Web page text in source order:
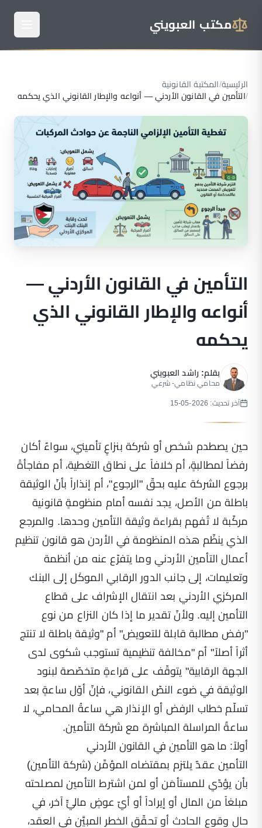
مكتب العبويني
الرئيسية/المكتبة القانونية
/التأمين في القانون الأردني — أنواعه والإطار القانوني الذي يحكمه
التأمين في القانون الأردني —
أنواعه والإطار القانوني الذي
يحكمه
بقلم: راشد العبويني
محامي نظامي- شرعي
آخر تحديث: 2026-05-15
حين يصطدم شخص أو شركة بنزاعٍ تأميني، سواءٌ أكان
رفضاً لمطالبةٍ، أم خلافاً على نطاق التغطية، أم مفاجأةً
برجوع الشركة عليه بحقّ "الرجوع"، أم إنذاراً بأنّ الوثيقة
باطلة من الأصل، يجد نفسه أمام منظومةٍ قانونية
مركّبة لا تُفهم بقراءة وثيقة التأمين وحدها. والمرجع
الذي ينظّم هذه المنظومة في الأردن هو قانون تنظيم
أعمال التأمين الأردني وما يتفرّع عنه من أنظمة
وتعليمات، إلى جانب الدور الرقابي الموكَل إلى البنك
المركزي الأردني بعد انتقال الإشراف على قطاع
التأمين إليه. ولأنّ تقدير ما إذا كان النزاع من نوع
"رفض مطالبة قابلة للتعويض" أم "وثيقة باطلة لا تنتج
أثراً أصلاً" أم "مخالفة تنظيمية تستوجب شكوى لدى
الجهة الرقابية" يتوقّف على قراءةٍ متخصّصة لبنود
الوثيقة في ضوء النصّ القانوني، فإنّ أوّل ساعةٍ بعد
تسلّم خطاب الرفض أو الإنذار هي ساعةُ المحامي، لا
ساعةُ المراسلة المباشرة مع شركة التأمين.
أولاً: ما هو التأمين في القانون الأردني
التأمين عقدٌ يلتزم بمقتضاه المؤمِّن (شركة التأمين)
بأن يؤدّي للمستأمَن أو لمن اشترط التأمين لمصلحته
مبلغاً من المال أو إيراداً أو أيّ عوضٍ ماليٍّ آخر، في
حال وقوع الحادث أو تحقّق الخطر المبيَّن في العقد،